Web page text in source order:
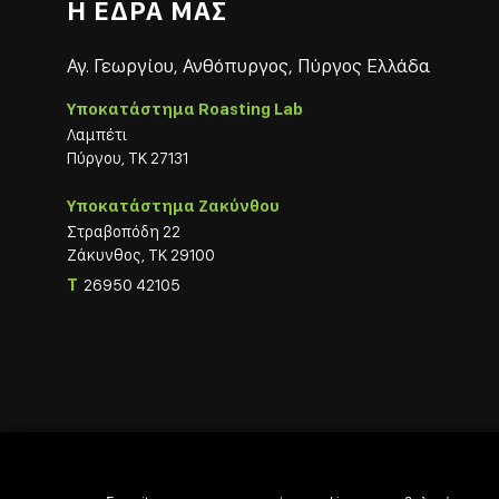
Η ΕΔΡΑ ΜΑΣ
Αγ. Γεωργίου, Ανθόπυργος, Πύργος Ελλάδα
Υποκατάστημα Roasting Lab
Λαμπέτι
Πύργου, ΤΚ 27131
Υποκατάστημα Ζακύνθου
Στραβοπόδη 22
Ζάκυνθος, ΤΚ 29100
T 26950 42105